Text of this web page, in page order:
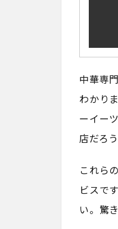
中華専
わかり
ーイー
店だろ
これら
ビスで
い。驚